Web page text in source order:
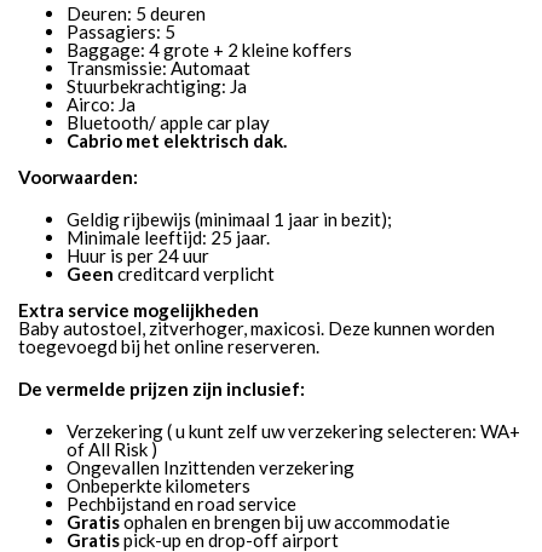
Deuren: 5 deuren
Passagiers: 5
Baggage: 4 grote + 2 kleine koffers
Transmissie: Automaat
Stuurbekrachtiging: Ja
Airco: Ja
Bluetooth/ apple car play
Cabrio met elektrisch dak.
Voorwaarden:
Geldig rijbewijs (minimaal 1 jaar in bezit);
Minimale leeftijd: 25 jaar.
Huur is per 24 uur
Geen creditcard verplicht
Extra service mogelijkheden
Baby autostoel, zitverhoger, maxicosi. Deze kunnen worden
toegevoegd bij het online reserveren.
De vermelde prijzen zijn inclusief:
Verzekering ( u kunt zelf uw verzekering selecteren: WA+
of All Risk )
Ongevallen Inzittenden verzekering
Onbeperkte kilometers
Pechbijstand en road service
Gratisophalen en brengen bij uw accommodatie
Gratispick-up en drop-off airport